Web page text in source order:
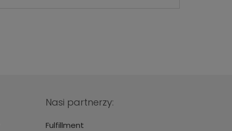
Nasi partnerzy:
Fulfillment